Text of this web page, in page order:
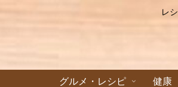
レ
グルメ・レシピ 健康